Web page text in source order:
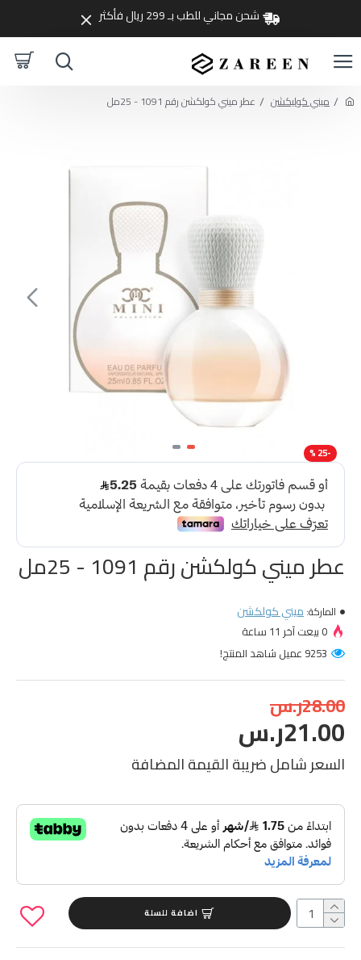
شحن مجاني للطب بـ 299 ريال فأكثر
ميني كوليكشن عطر ميني كولكشن رقم 1091 - 25مل
-25 %
عطر ميني كولكشن رقم 1091 - 25مل
السعر شامل ضريبة القيمة المضافة
21.00ر.س
28.00ر.س
الماركة:ميني كولكشن
0 بيعت آخر 11 ساعة
9253 عميل شاهد المنتج!
اضافة للسلة